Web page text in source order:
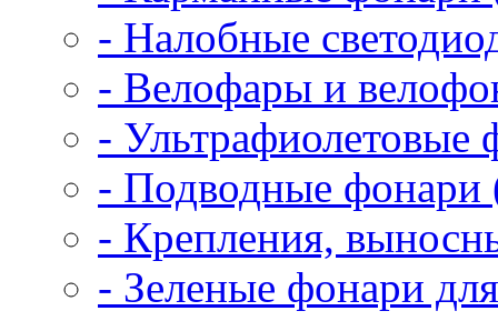
- Налобные
- Велофары и
- Ультрафиолетовые
- Подводные фонари
- Крепления,
- Зеленые фонари